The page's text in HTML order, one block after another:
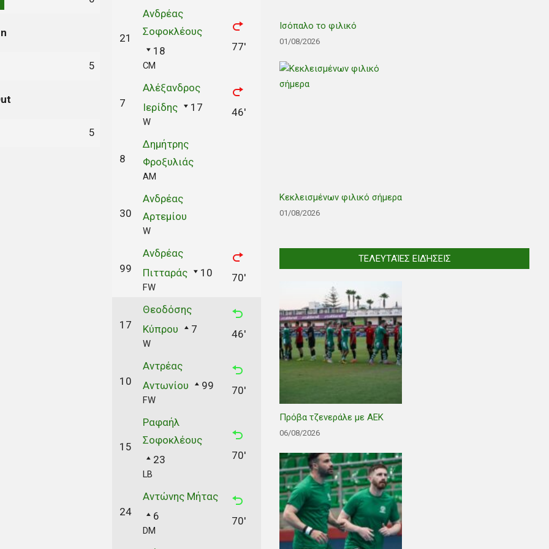
21
Ανδρέας
Σοφοκλέους
18
CM
77'
7
Αλέξανδρος
Ιερίδης
17
W
46'
8
Δημήτρης
Φροξυλιάς
AM
30
Ανδρέας
Αρτεμίου
W
99
Ανδρέας
Πιτταράς
10
FW
70'
17
Θεοδόσης
Κύπρου
7
W
46'
10
Αντρέας
Αντωνίου
99
FW
70'
15
Ραφαήλ
Σοφοκλέους
23
LB
70'
24
Αντώνης Μήτας
6
DM
70'
5
5
Ισόπαλο το φιλικό
01/08/2026
Κεκλεισμένων φιλικό σήμερα
01/08/2026
ΤΕΛΕΥΤΑΊΕΣ ΕΙΔΉΣΕΙΣ
Πρόβα τζενεράλε με ΑΕΚ
06/08/2026